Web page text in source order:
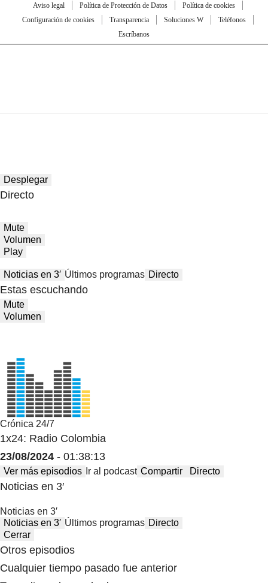
Aviso legal Política de Protección de Datos
Política de cookies
Configuración de cookies
Transparencia Soluciones W
Teléfonos
Escríbanos
Desplegar
Directo
Mute
Volumen
Play
Noticias en 3′ Últimos programas Directo
Estas escuchando
Mute
Volumen
Crónica 24/7
1x24: Radio Colombia
23/08/2024 - 01:38:13
Ver más episodios Ir al podcast Compartir Directo
Noticias en 3′
Noticias en 3′
Noticias en 3′ Últimos programas Directo
Cerrar
Otros episodios
Cualquier tiempo pasado fue anterior